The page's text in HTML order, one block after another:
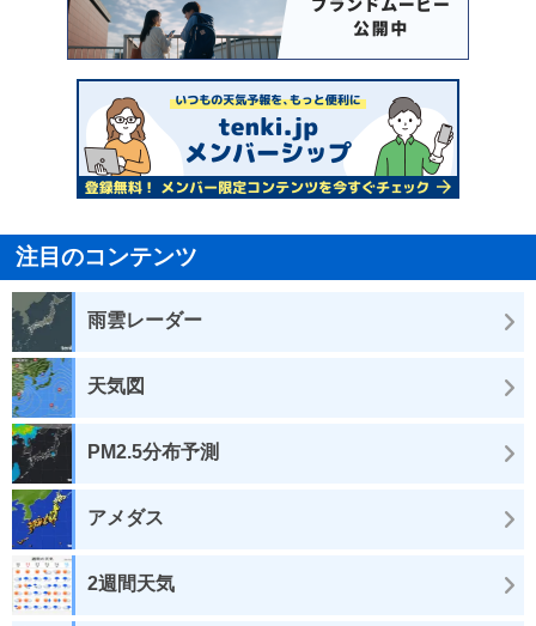
注目のコンテンツ
雨雲レーダー
天気図
PM2.5分布予測
アメダス
2週間天気